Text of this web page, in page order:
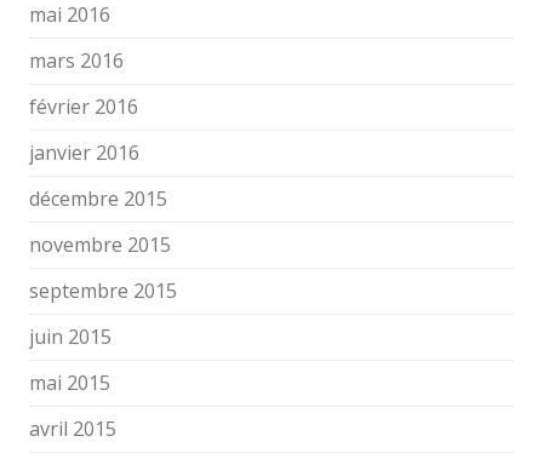
mai 2016
mars 2016
février 2016
janvier 2016
décembre 2015
novembre 2015
septembre 2015
juin 2015
mai 2015
avril 2015